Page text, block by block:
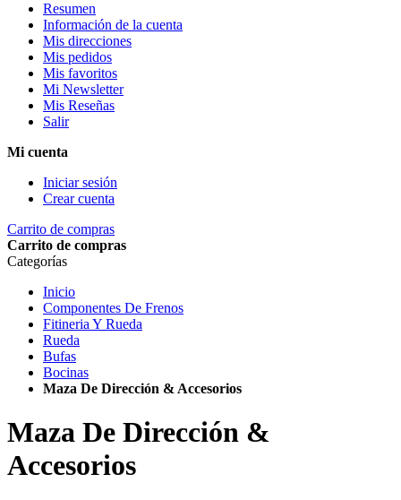
Resumen
Información de la cuenta
Mis direcciones
Mis pedidos
Mis favoritos
Mi Newsletter
Mis Reseñas
Salir
Mi cuenta
Iniciar sesión
Crear cuenta
Carrito de compras
Carrito de compras
Categorías
Inicio
Componentes De Frenos
Fitineria Y Rueda
Rueda
Bufas
Bocinas
Maza De Dirección & Accesorios
Maza De Dirección &
Accesorios